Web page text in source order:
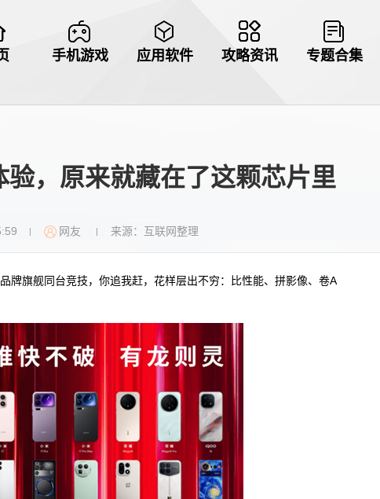
手机游戏 应用软件 攻略资讯 专题合集
验，原来就藏在了这颗芯片里
| 网友 | 来源：互联网整理
旗舰同台竞技，你追我赶，花样层出不穷：比性能、拼影像、卷A